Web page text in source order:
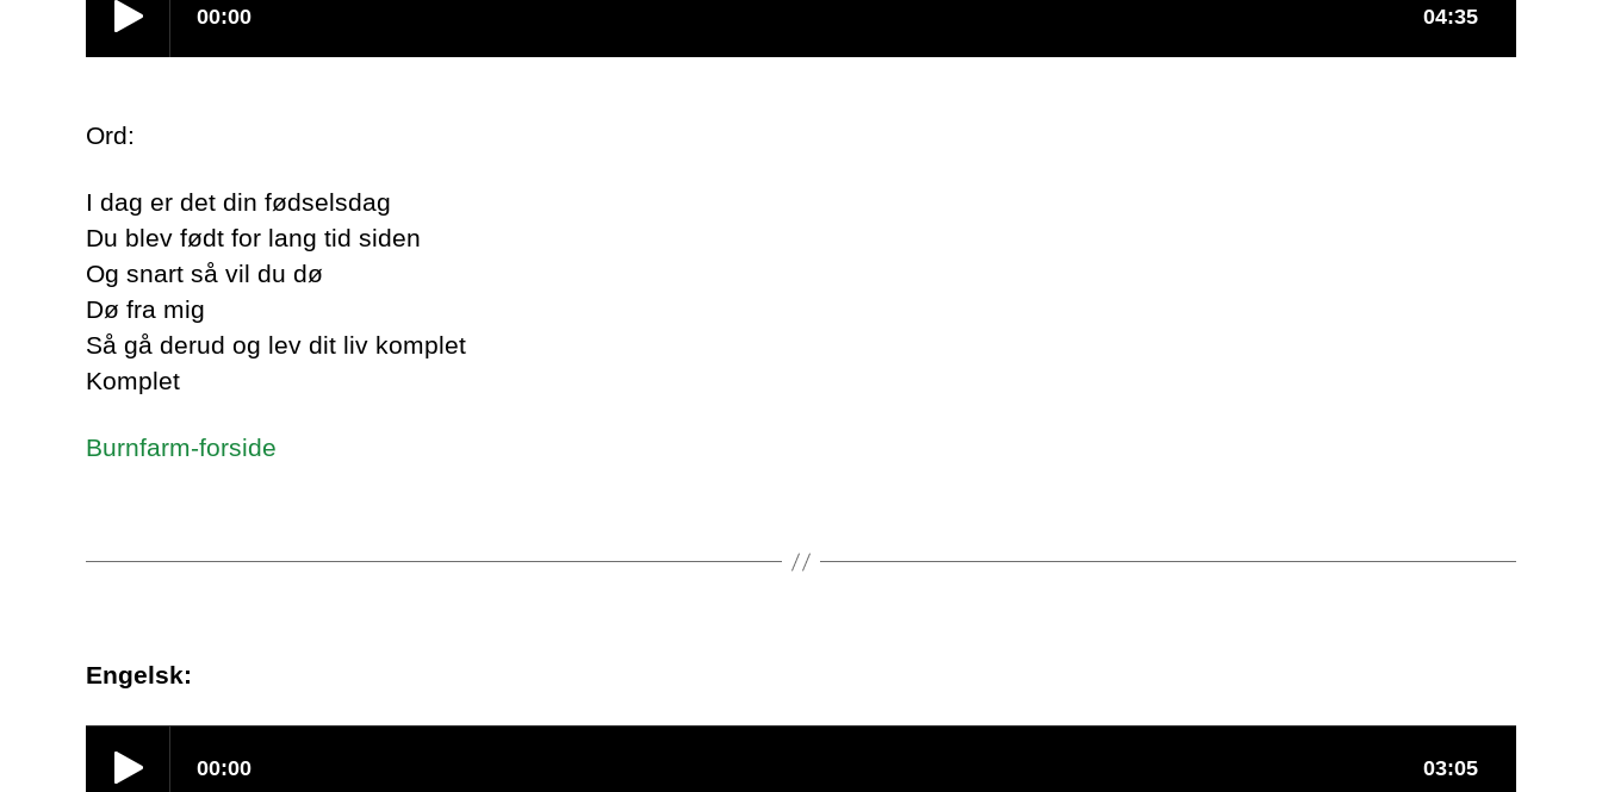
Ord:
I dag er det din fødselsdag
Du blev født for lang tid siden
Og snart så vil du dø
Dø fra mig
Så gå derud og lev dit liv komplet
Komplet
Burnfarm-forside
Engelsk: